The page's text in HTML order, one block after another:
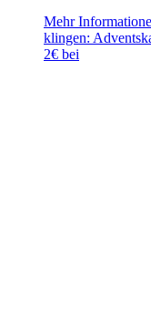
Mehr
klingen:
2€ bei